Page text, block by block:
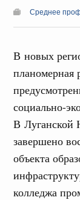
Среднее
В новых
планомерная
социально-
В Луганской
завершено
объекта
колледжа
7
городов.